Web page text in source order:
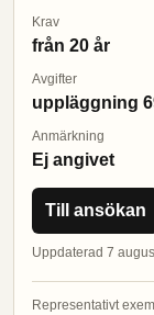
Krav
från 20 år
Avgifter
uppläggning
Anmärkning
Ej angivet
Till ansökan
Uppdaterad 7
Representativt